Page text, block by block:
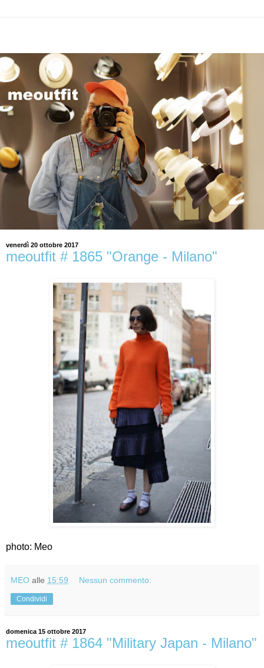
venerdì 20 ottobre 2017
meoutfit # 1865 "Orange - Milano"
photo: Meo
MEO alle 15:59 Nessun commento:
Condividi
domenica 15 ottobre 2017
meoutfit # 1864 "Military Japan - Milano"